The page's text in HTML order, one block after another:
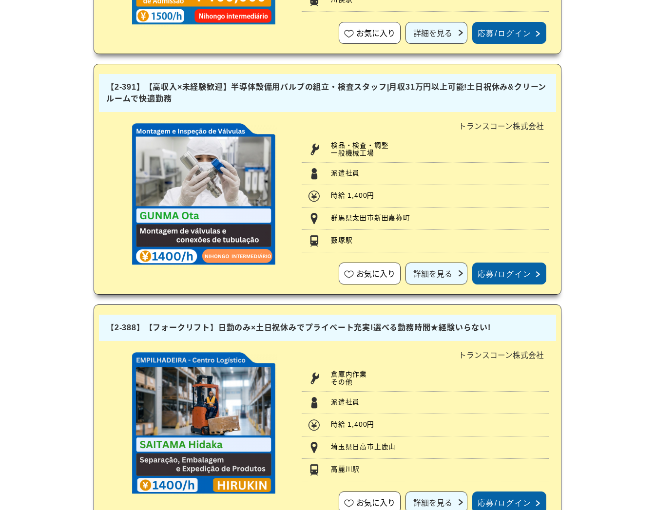
お気に入り 詳細を見る 応募/ログイン
【2-391】【高収入×未経験歓迎】半導体設備用バルブの組立・検査スタッフ|月収31万円以上可能!土日祝休み&クリーン
ルームで快適勤務
トランスコーン株式会社
検品・検査・調整
一般機械工場
派遣社員
時給 1,400円
群馬県太田市新田嘉祢町
藪塚駅
お気に入り 詳細を見る 応募/ログイン
【2-388】【フォークリフト】日勤のみ×土日祝休みでプライベート充実!選べる勤務時間★経験いらない!
トランスコーン株式会社
倉庫内作業
その他
派遣社員
時給 1,400円
埼玉県日高市上鹿山
高麗川駅
お気に入り 詳細を見る 応募/ログイン